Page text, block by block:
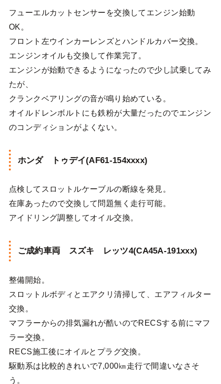
フューエルカットセンサーを交換してエンジン始動
OK。
フロント左ウインカーレンズとハンドルカバー交換。
エンジンオイルも交換して作業完了。
エンジンが始動できるようになったので少し試乗してみ
たが、
クランクベアリングの音が鳴り始めている。
オイルドレンボルトにも鉄粉が大量だったのでエンジン
のコンディションがよくない。
ホンダ トゥデイ(AF61-154xxxx)
点検してスロットルケーブルの断線を発見。
在庫あったので交換して問題無く走行可能。
アイドリング調整してオイル交換。
ご成約車両 スズキ レッツ4(CA45A-191xxx)
整備開始。
スロットルボディとエアクリ清掃して、エアフィルター
交換。
マフラーからの排気漏れが酷いのでRECSする前にマフ
ラー交換。
RECS施工後にオイルとプラグ交換。
駆動系は比較的きれいで7,000㎞走行で間違いなさそ
う。